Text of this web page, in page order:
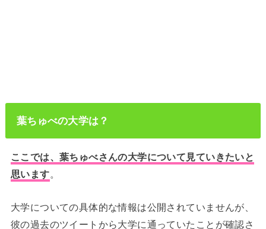
葉ちゅべの大学は？
ここでは、葉ちゅべさんの大学について見ていきたいと
思います。
大学についての具体的な情報は公開されていませんが、
彼の過去のツイートから大学に通っていたことが確認さ